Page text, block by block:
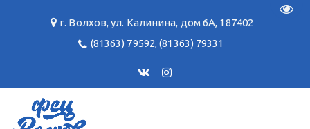
г. Волхов,ул. Калинина, дом 6А, 187402
(81363) 79592,(81363) 79331